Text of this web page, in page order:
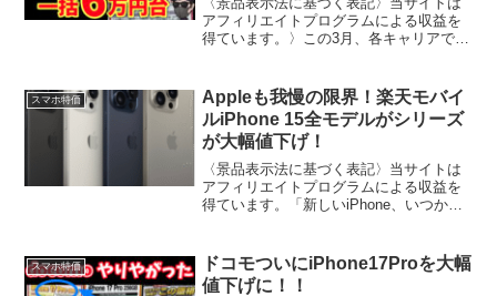
アフィリエイトプログラムによる収益を
得ています。〉この3月、各キャリアで
アの一括購入特化プランを利用する方が
断然お...
スマホ特価
Appleも我慢の限界！楽天モバイ
ルiPhone 15全モデルがシリーズ
が大幅値下げ！
〈景品表示法に基づく表記〉当サイトは
アフィリエイトプログラムによる収益を
得ています。「新しいiPhone、いつかは
ら、今日のニュースはまさに朗報です！
あの楽天モバイルが、i...
スマホ特価
ドコモついにiPhone17Proを大幅
値下げに！！